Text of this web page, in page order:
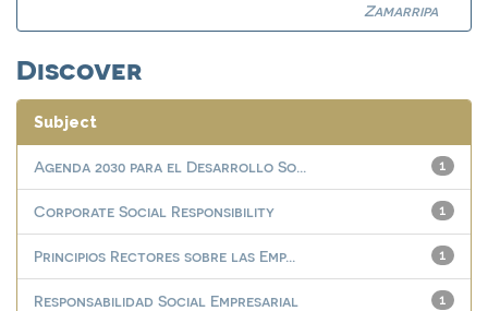
Zamarripa
Discover
Subject
1
Agenda 2030 para el Desarrollo So...
1
Corporate Social Responsibility
1
Principios Rectores sobre las Emp...
1
Responsabilidad Social Empresarial